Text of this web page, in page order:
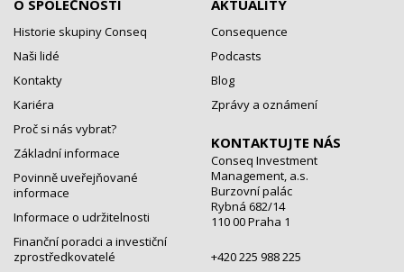
O SPOLEČNOSTI
Historie skupiny Conseq
Naši lidé
Kontakty
Kariéra
Proč si nás vybrat?
Základní informace
Povinně uveřejňované
informace
Informace o udržitelnosti
Finanční poradci a investiční
zprostředkovatelé
AKTUALITY
Consequence
Podcasts
Blog
Zprávy a oznámení
KONTAKTUJTE NÁS
Conseq Investment
Management, a.s.
Burzovní palác
Rybná 682/14
110 00 Praha 1
+420 225 988 225